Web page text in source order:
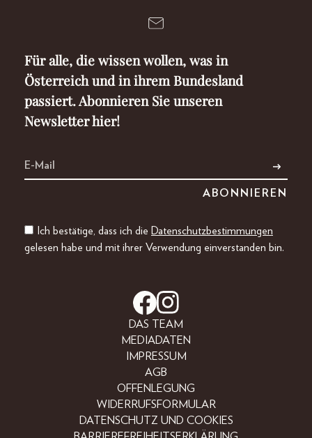
Für alle, die wissen wollen, was in
Österreich und in ihrem Bundesland
passiert. Abonnieren Sie unseren
Newsletter hier!
Ich bestätige, dass ich die Datenschutzbestimmungen
gelesen habe und mit ihrer Verwendung einverstanden bin.
DAS TEAM
MEDIADATEN
IMPRESSUM
AGB
OFFENLEGUNG
WIDERRUFSFORMULAR
DATENSCHUTZ UND COOKIES